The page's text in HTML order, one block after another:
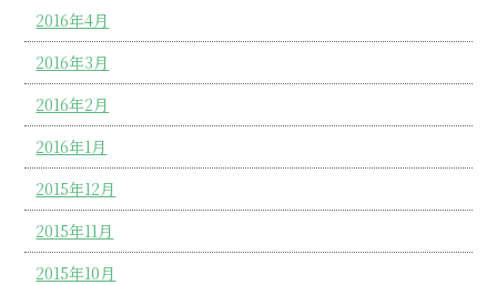
2016年4月
2016年3月
2016年2月
2016年1月
2015年12月
2015年11月
2015年10月